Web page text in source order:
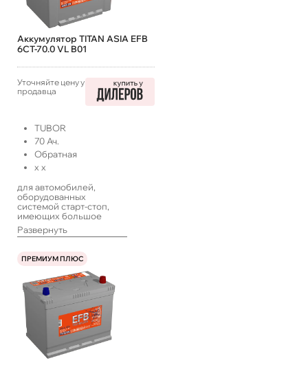
Аккумулятор TITAN ASIA EFB
6СТ-70.0 VL B01
Уточняйте цену у
продавца
TUBOR
70 Ач.
Обратная
x x
для автомобилей,
оборудованных
системой старт-стоп,
имеющих большое
количество
энергопотребителей,
с длительными
простоями, а также
систем ИПБ
Развернуть
ПРЕМИУМ ПЛЮС